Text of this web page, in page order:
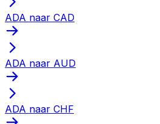
ADA naar CAD
ADA naar AUD
ADA naar CHF